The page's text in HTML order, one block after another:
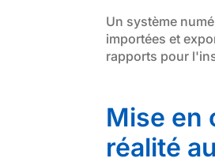
Un système
importées et
rapports pour
Mise en
réalité